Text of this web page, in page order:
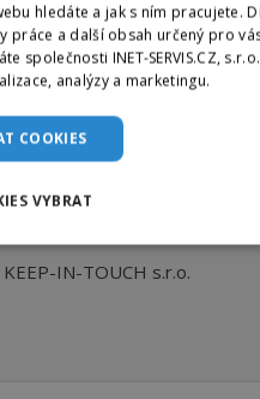
KEEP-IN-TOUCH s.r.o.
KEEP-IN-TOUCH s.r.o.
hledáte a jak s ním pracujete.
práce a další obsah určený pro
společnosti INET-SERVIS.CZ,
analýzy a marketingu.
COOKIES
VYBRAT